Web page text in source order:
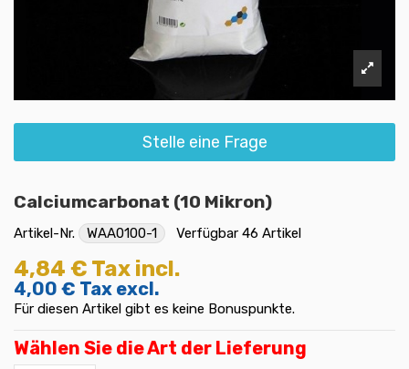
Stelle eine Frage
Calciumcarbonat (10 Mikron)
Artikel-Nr. WAA0100-1 Verfügbar 46 Artikel
4,84 € Tax incl.
4,00 € Tax excl.
Für diesen Artikel gibt es keine Bonuspunkte.
Wählen Sie die Art der Lieferung